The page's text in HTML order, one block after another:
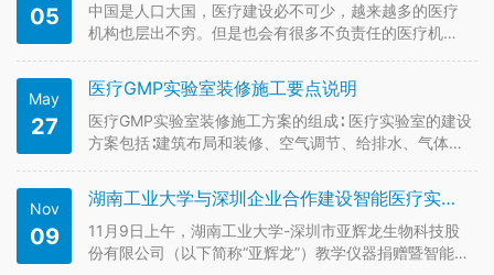
入强劲活力。 签约仪式 7月…
05
中国是人口大国，医疗建设必不可少，越来越多的医疗
机构也层出不穷。但是也会有很多不负责任的医疗机
患者的健康。在建设一个优秀的医疗实验室之前，应该
做好前期计划，找一家靠谱、专业的实验室建设公司，
这样才能会建好一个合格的实验室。 …
May
27
医疗GMP实验室装修施工要点说明
医疗GMP实验室装修施工方案的组成∶ 医疗实验室的建设
方案包括∶建筑布局和装修、空气调节、给排水、气体供
训等多方面内容，特别是对该方案的以下几个方面要做
极为充分考虑∶ 1）建筑布局和装修方案∶是洁净实验室-
生物安全实验室安全…
Nov
09
湖南工业大学与深圳企业合作建设智能医疗实验室
11月9日上午，湖南工业大学-深圳市亚辉龙生物科技股
份有限公司（以下简称“亚辉龙”）教学仪器捐赠暨智能医